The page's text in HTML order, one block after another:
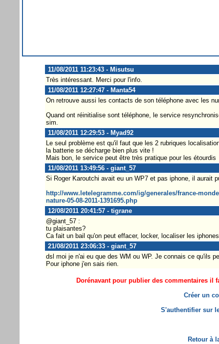
11/08/2011 11:23:43 - Misutsu
Très intéressant. Merci pour l'info.
11/08/2011 12:27:47 - Manta54
On retrouve aussi les contacts de son téléphone avec les
Quand ont réinitialise sont téléphone, le service
sim.
11/08/2011 12:29:53 - Myad92
Le seul problème est qu'il faut que les 2 rubriques
la batterie se décharge bien plus vite !
Mais bon, le service peut être très pratique pour les étourdis
11/08/2011 13:49:56 - giant_57
Si Roger Karoutchi avait eu un WP7 et pas iphone, il aurait
http://www.letelegramme.com/ig/generales/france-
nature-05-08-2011-1391695.php
12/08/2011 20:41:57 - tigrane
@giant_57 :
tu plaisantes?
Ca fait un bail qu'on peut effacer, locker, localiser les
21/08/2011 23:06:33 - giant_57
dsl moi je n'ai eu que des WM ou WP. Je connais ce qu'ils
Pour iphone j'en sais rien.
Dorénavant pour publier des commentaires il
Créer un
S'authentifier sur
Retour à